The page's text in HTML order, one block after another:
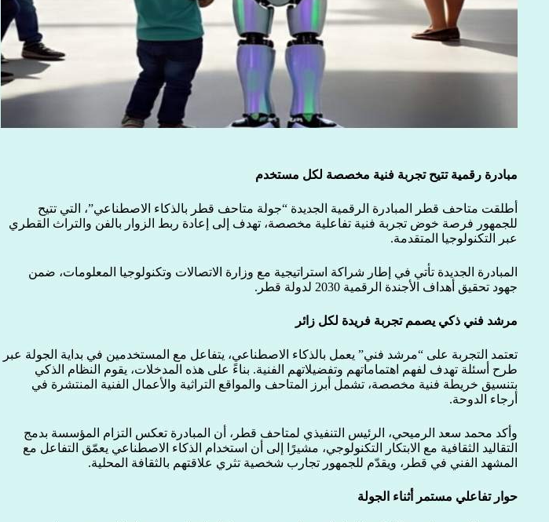
مبادرة رقمية تتيح تجربة فنية مخصصة لكل مستخدم
أطلقت متاحف قطر المبادرة الرقمية الجديدة “جولة متاحف قطر بالذكاء الاصطناعي”، التي تتيح
للجمهور فرصة خوض تجربة فنية تفاعلية مخصصة، تهدف إلى إعادة ربط الزوار بالفن والتراث القطري
عبر التكنولوجيا المتقدمة.
المبادرة الجديدة تأتي في إطار شراكة استراتيجية مع وزارة الاتصالات وتكنولوجيا المعلومات، ضمن
جهود تحقيق أهداف الأجندة الرقمية 2030 لدولة قطر.
مرشد فني ذكي يصمم تجربة فريدة لكل زائر
تعتمد التجربة على “مرشد فني” يعمل بالذكاء الاصطناعي، يتفاعل مع المستخدمين في بداية الجولة عبر
طرح أسئلة تهدف لفهم اهتماماتهم وتفضيلاتهم الفنية. بناءً على هذه المدخلات، يقوم النظام الذكي
بتنسيق خريطة فنية مخصصة، تشمل أبرز المتاحف والمواقع التراثية والأعمال الفنية المنتشرة في
أرجاء الدوحة.
وأكد محمد سعد الرميحي، الرئيس التنفيذي لمتاحف قطر، أن المبادرة تعكس التزام المؤسسة بدمج
التقاليد الثقافية مع الابتكار التكنولوجي، مشيرًا إلى أن استخدام الذكاء الاصطناعي يعمّق التفاعل مع
المشهد الفني في قطر، ويقدّم للجمهور تجارب شخصية تثري علاقتهم بالثقافة المحلية.
حوار تفاعلي مستمر أثناء الجولة